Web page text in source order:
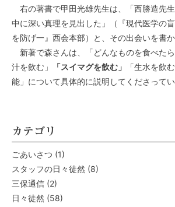
右の著書で甲田光雄先生は、「西勝造先
中に深い真理を見出した」（『現代医学の
を防げ一』西会本部）と、その出会いを書か
新著で森さんは、「どんなものを食べた
汁を飲む」
「スイマグを飲む」
「生水を飲
能」について具体的に説明してくださってい
カテゴリ
ごあいさつ (1)
スタッフの日々徒然 (8)
三保通信 (2)
日々徒然 (58)